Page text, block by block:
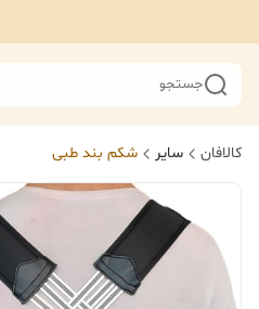
جستجو
کالافان سایر شکم بند طبی